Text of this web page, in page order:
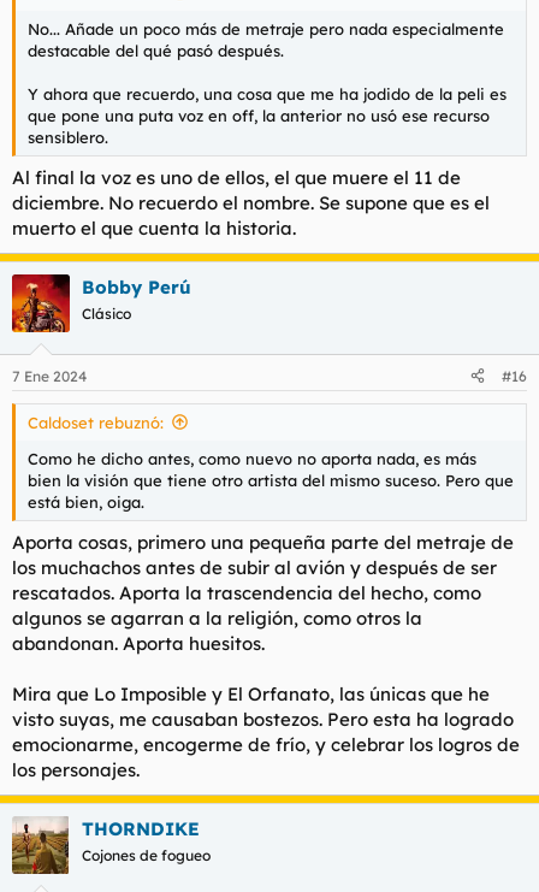
llevado, dándole la importancia moral que tiene pero sin
morbo.
Conste que a mí esta historia me marcó cuando mi padre me
la contó, de niño. Y le regalé el libro a mi abuelo (“!Viven!”, de
Piers Paul Read) y aproveché para ojearlo yo...
Que a lo mejor mi padre era un poco bruta hablándome de
esto, de Charles Manson y de Calígula cuando yo aún no había
cumplido los 5 años, pero es lo que hay.
Lo dicho: que me ha parecido muy buena peli, mucho mejor
que la de Frank Marshall e infinitamente mejor que la de René
Cardona. Y también me ha parecido lo mejor de Bayona hasta
la fecha, con mucha diferencia sobre todo lo demás.
No... Añade un poco más de metraje pero nada especialmente
destacable del qué pasó después.
Y ahora que recuerdo, una cosa que me ha jodido de la peli es
que pone una puta voz en off, la anterior no usó ese recurso
sensiblero.
Al final la voz es uno de ellos, el que muere el 11 de
diciembre. No recuerdo el nombre. Se supone que es el
muerto el que cuenta la historia.
Bobby Perú
Clásico
7 Ene 2024 #16
Caldoset rebuznó:
Como he dicho antes, como nuevo no aporta nada, es más
bien la visión que tiene otro artista del mismo suceso. Pero que
está bien, oiga.
Aporta cosas, primero una pequeña parte del metraje de
los muchachos antes de subir al avión y después de ser
rescatados. Aporta la trascendencia del hecho, como
algunos se agarran a la religión, como otros la
abandonan. Aporta huesitos.
Mira que Lo Imposible y El Orfanato, las únicas que he
visto suyas, me causaban bostezos. Pero esta ha logrado
emocionarme, encogerme de frío, y celebrar los logros de
los personajes.
THORNDIKE
Cojones de fogueo